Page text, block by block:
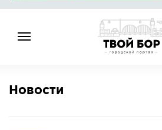
НОВОСТИ
Новости